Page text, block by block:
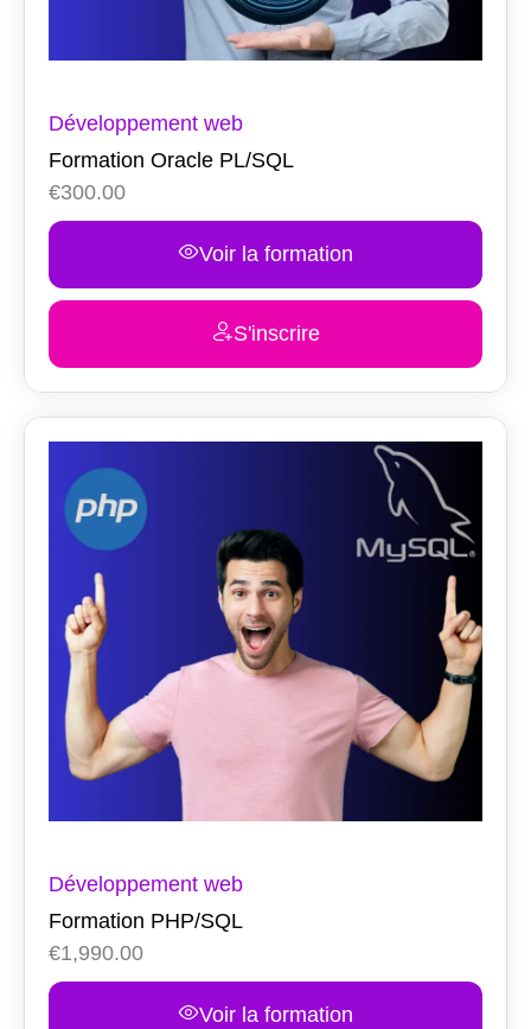
Développement web
Formation Oracle PL/SQL
€300.00
Voir la formation
S'inscrire
Développement web
Formation PHP/SQL
€1,990.00
Voir la formation